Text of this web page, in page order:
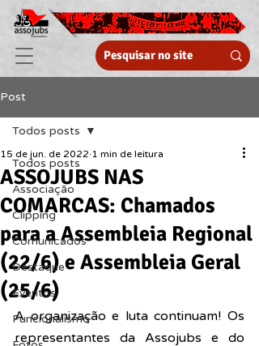
Post
Todos posts
Associação
Clipping
Comunicados
Destaque
Eventos
Funcionalismo
Todos posts
ASSOJUBS NAS
COMARCAS: Chamados
para a Assembleia Regional
(22/6) e Assembleia Geral
(25/6)
15 de jun. de 2022 1 min de leitura
A organização e luta continuam! Os
representantes da Assojubs e do